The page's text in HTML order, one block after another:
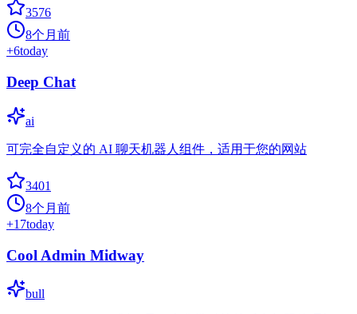
3576
8个月前
+6today
Deep Chat
ai
可完全自定义的 AI 聊天机器人组件，适用于您的网站
3401
8个月前
+17today
Cool Admin Midway
bull